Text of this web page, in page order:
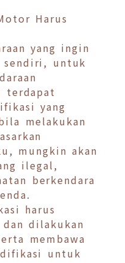
Harus
yang ingin
sendiri, untuk
terdapat
yang
melakukan
mungkin akan
ilegal,
berkendara
harus
dilakukan
membawa
untuk